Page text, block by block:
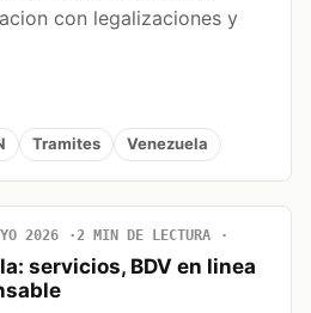
con legalizaciones y
Tramites Venezuela
2026 2 MIN DE LECTURA
servicios, BDV en linea